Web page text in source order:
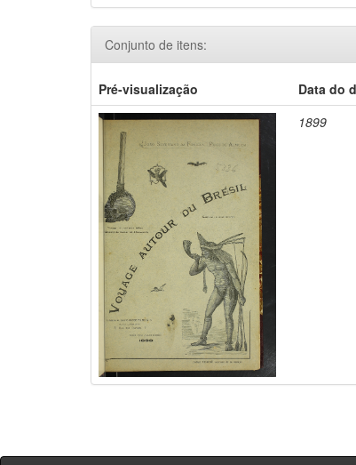
Conjunto de itens:
Pré-visualização Data do
1899